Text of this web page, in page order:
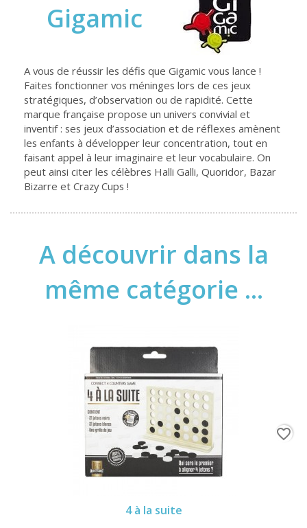
Gigamic
A vous de réussir les défis que Gigamic vous lance !
Faites fonctionner vos méninges lors de ces jeux
stratégiques, d’observation ou de rapidité. Cette
marque française propose un univers convivial et
inventif : ses jeux d’association et de réflexes amènent
les enfants à développer leur concentration, tout en
faisant appel à leur imaginaire et leur vocabulaire. On
peut ainsi citer les célèbres Halli Galli, Quoridor, Bazar
Bizarre et Crazy Cups !
A découvrir dans la
même catégorie ...
4 à la suite
favorite_border